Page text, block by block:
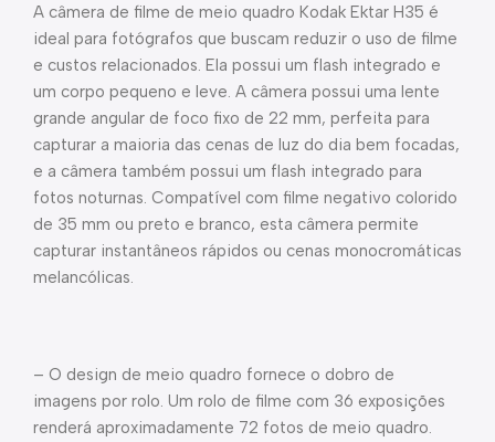
A câmera de filme de meio quadro Kodak Ektar H35 é
ideal para fotógrafos que buscam reduzir o uso de filme
e custos relacionados. Ela possui um flash integrado e
um corpo pequeno e leve. A câmera possui uma lente
grande angular de foco fixo de 22 mm, perfeita para
capturar a maioria das cenas de luz do dia bem focadas,
e a câmera também possui um flash integrado para
fotos noturnas. Compatível com filme negativo colorido
de 35 mm ou preto e branco, esta câmera permite
capturar instantâneos rápidos ou cenas monocromáticas
melancólicas.
– O design de meio quadro fornece o dobro de
imagens por rolo. Um rolo de filme com 36 exposições
renderá aproximadamente 72 fotos de meio quadro.